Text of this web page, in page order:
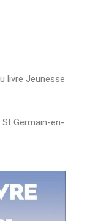
livre Jeunesse
St Germain-en-